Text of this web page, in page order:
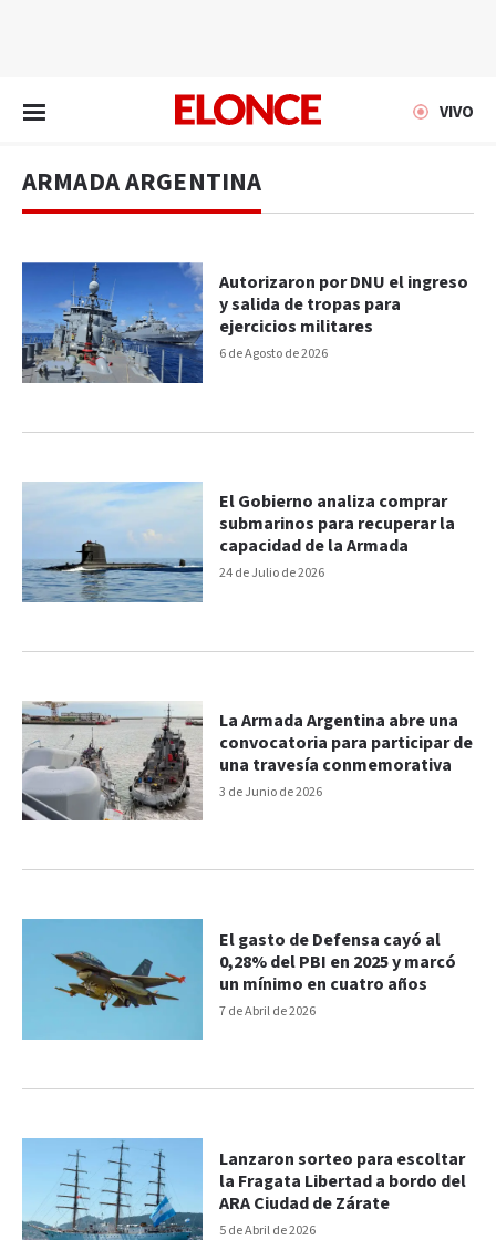
VIVO
ARMADA ARGENTINA
6 de Agosto de 2026
Autorizaron por DNU el ingreso
y salida de tropas para
ejercicios militares
24 de Julio de 2026
El Gobierno analiza comprar
submarinos para recuperar la
capacidad de la Armada
3 de Junio de 2026
La Armada Argentina abre una
convocatoria para participar de
una travesía conmemorativa
7 de Abril de 2026
El gasto de Defensa cayó al
0,28% del PBI en 2025 y marcó
un mínimo en cuatro años
5 de Abril de 2026
Lanzaron sorteo para escoltar
la Fragata Libertad a bordo del
ARA Ciudad de Zárate